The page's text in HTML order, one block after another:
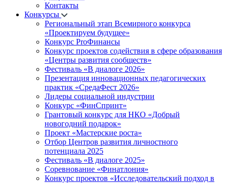
Контакты
Конкурсы
Региональный этап Всемирного конкурса
«Проектируем будущее»
Конкурс ProФинансы
Конкурс проектов содействия в сфере образования
«Центры развития сообществ»
Фестиваль «В диалоге 2026»
Презентация инновационных педагогических
практик «СредаФест 2026»
Лидеры социальной индустрии
Конкурс «ФинСпринт»
Грантовый конкурс для НКО «Добрый
новогодний подарок»
Проект «Мастерские роста»
Отбор Центров развития личностного
потенциала 2025
Фестиваль «В диалоге 2025»
Соревнование «Финатлония»
Конкурс проектов «Исследовательский подход в